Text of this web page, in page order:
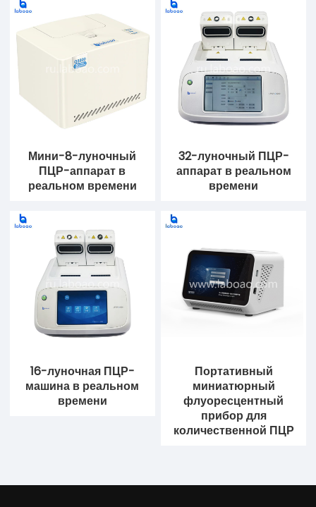
Мини-8-луночный
ПЦР-аппарат в
реальном времени
32-луночный ПЦР-
аппарат в реальном
времени
16-луночная ПЦР-
машина в реальном
времени
Портативный
миниатюрный
флуоресцентный
прибор для
количественной ПЦР